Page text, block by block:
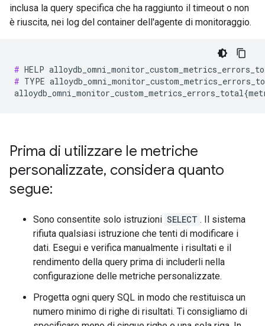
inclusa la query specifica che ha raggiunto il timeout o non
è riuscita, nei log del container dell'agente di monitoraggio.
#
# TYPE
Prima di utilizzare le metriche
personalizzate, considera quanto
segue:
Sono consentite solo istruzioni SELECT . Il sistema
rifiuta qualsiasi istruzione che tenti di modificare i
dati. Esegui e verifica manualmente i risultati e il
rendimento della query prima di includerli nella
configurazione delle metriche personalizzate.
Progetta ogni query SQL in modo che restituisca un
numero minimo di righe di risultati. Ti consigliamo di